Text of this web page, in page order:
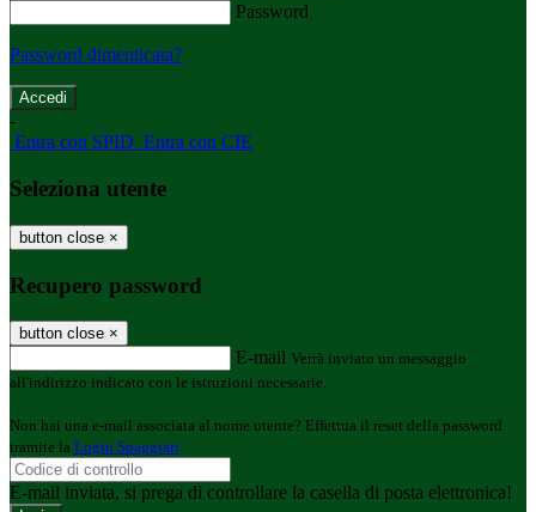
Password
Password dimenticata?
-
Entra con SPID Entra con CIE
Seleziona utente
button close ×
Recupero password
button close ×
E-mail Verrà inviato un messaggio
all'indirizzo indicato con le istruzioni necessarie.
Non hai una e-mail associata al nome utente? Effettua il reset della password
tramite la Login Spaggiari
E-mail inviata, si prega di controllare la casella di posta elettronica!